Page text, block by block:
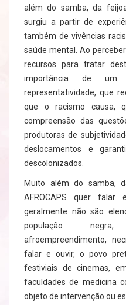
além do samba, da
surgiu a partir de
também de vivências
saúde mental. Ao
recursos para tratar
importância de um
representatividade, que
que o racismo causa,
compreensão das
produtoras de
deslocamentos e
descolonizados.
Muito além do samba,
AFROCAPS quer falar
geralmente não são
população
afroempreendimento,
falar e ouvir, o povo
festiviais de cinemas,
faculdades de medicina
objeto de intervenção ou